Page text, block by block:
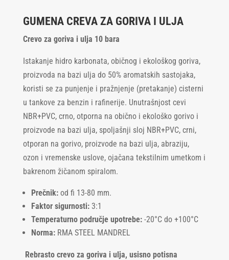
GUMENA CREVA ZA GORIVA I ULJA
Crevo za goriva i ulja 10 bara
Istakanje hidro karbonata, običnog i ekološkog goriva,
proizvoda na bazi ulja do 50% aromatskih sastojaka,
koristi se za punjenje i pražnjenje (pretakanje) cisterni
u tankove za benzin i rafinerije. Unutrašnjost cevi
NBR+PVC, crno, otporna na obično i ekološko gorivo i
proizvode na bazi ulja, spoljašnji sloj NBR+PVC, crni,
otporan na gorivo, proizvode na bazi ulja, abraziju,
ozon i vremenske uslove, ojačana tekstilnim umetkom i
bakrenom žičanom spiralom.
Prečnik:od fi 13-80 mm.
Faktor sigurnosti:3:1
Temperaturno područje upotrebe:-20°C do +100°C
Norma:RMA STEEL MANDREL
Rebrasto crevo za goriva i ulja, usisno potisna